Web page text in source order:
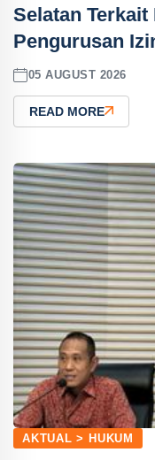
Selatan
Pengurusan
05 AUGUST 2026
READ MORE
AKTUAL > HUKUM